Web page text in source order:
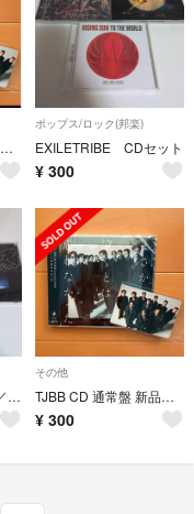
TJBB CD 通常盤 新品未開封 集合トレカ付き
ポップス/ロック(邦楽)
EXILETRIBE CDセット
¥ 300
We are the one／ずっと
その他
TJBB CD 通常盤 新品未開封 集合トレカ付き
¥ 300